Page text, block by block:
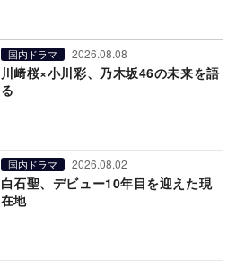
国内ドラマ 2026.08.08
川﨑桜×小川彩、乃木坂46の未来を語
る
国内ドラマ 2026.08.02
白石聖、デビュー10年目を迎えた現
在地